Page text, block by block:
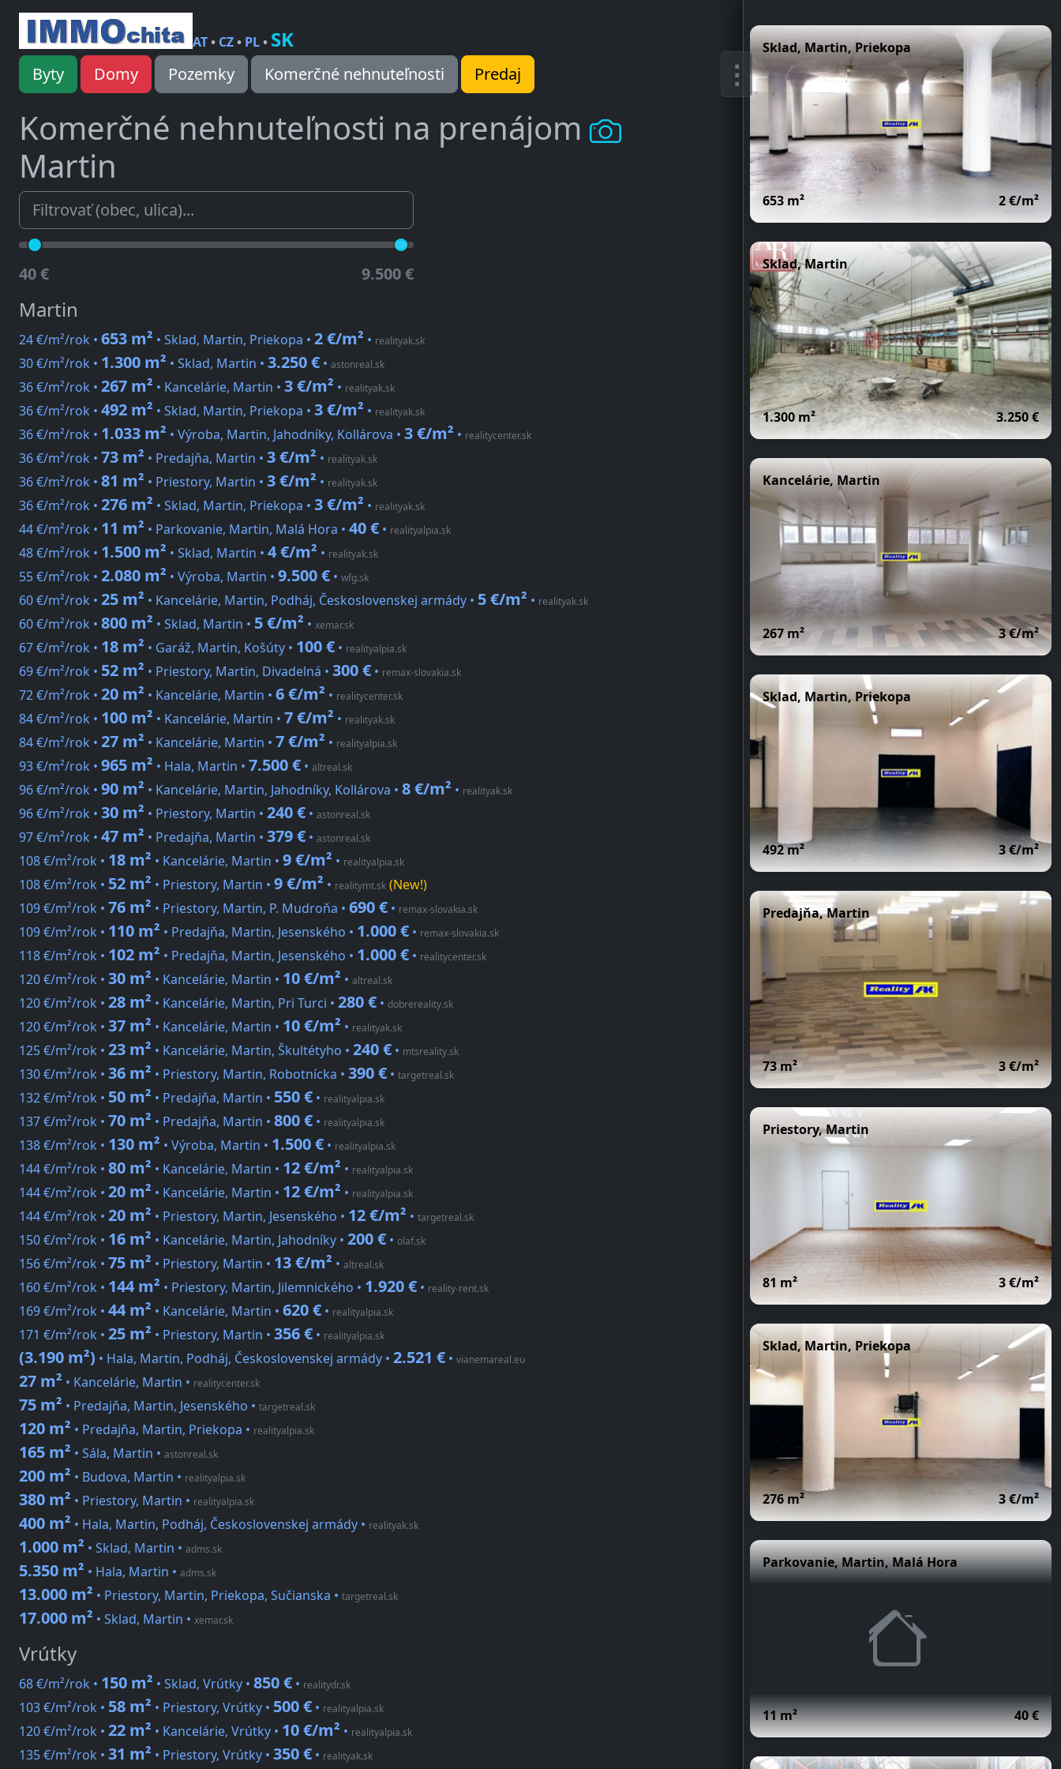
AT• CZ• PL• SK
Byty Domy Pozemky Komerčné nehnuteľnosti Predaj
Komerčné nehnuteľnosti na prenájom
Martin
40 € 9.500 €
Martin
24 €/m²/rok • 653 m² • Sklad, Martin, Priekopa • 2 €/m² • realityak.sk
30 €/m²/rok • 1.300 m² • Sklad, Martin • 3.250 € • astonreal.sk
36 €/m²/rok • 267 m² • Kancelárie, Martin • 3 €/m² • realityak.sk
36 €/m²/rok • 492 m² • Sklad, Martin, Priekopa • 3 €/m² • realityak.sk
36 €/m²/rok • 1.033 m² • Výroba, Martin, Jahodníky, Kollárova • 3 €/m² • realitycenter.sk
36 €/m²/rok • 73 m² • Predajňa, Martin • 3 €/m² • realityak.sk
36 €/m²/rok • 81 m² • Priestory, Martin • 3 €/m² • realityak.sk
36 €/m²/rok • 276 m² • Sklad, Martin, Priekopa • 3 €/m² • realityak.sk
44 €/m²/rok • 11 m² • Parkovanie, Martin, Malá Hora • 40 € • realityalpia.sk
48 €/m²/rok • 1.500 m² • Sklad, Martin • 4 €/m² • realityak.sk
55 €/m²/rok • 2.080 m² • Výroba, Martin • 9.500 € • wfg.sk
60 €/m²/rok • 25 m² • Kancelárie, Martin, Podháj, Československej armády • 5 €/m² • realityak.sk
60 €/m²/rok • 800 m² • Sklad, Martin • 5 €/m² • xemar.sk
67 €/m²/rok • 18 m² • Garáž, Martin, Košúty • 100 € • realityalpia.sk
69 €/m²/rok • 52 m² • Priestory, Martin, Divadelná • 300 € • remax-slovakia.sk
72 €/m²/rok • 20 m² • Kancelárie, Martin • 6 €/m² • realitycenter.sk
84 €/m²/rok • 100 m² • Kancelárie, Martin • 7 €/m² • realityak.sk
84 €/m²/rok • 27 m² • Kancelárie, Martin • 7 €/m² • realityalpia.sk
93 €/m²/rok • 965 m² • Hala, Martin • 7.500 € • altreal.sk
96 €/m²/rok • 90 m² • Kancelárie, Martin, Jahodníky, Kollárova • 8 €/m² • realityak.sk
96 €/m²/rok • 30 m² • Priestory, Martin • 240 € • astonreal.sk
97 €/m²/rok • 47 m² • Predajňa, Martin • 379 € • astonreal.sk
108 €/m²/rok • 18 m² • Kancelárie, Martin • 9 €/m² • realityalpia.sk
108 €/m²/rok • 52 m² • Priestory, Martin • 9 €/m² • realitymt.sk (New!)
109 €/m²/rok • 76 m² • Priestory, Martin, P. Mudroňa • 690 € • remax-slovakia.sk
109 €/m²/rok • 110 m² • Predajňa, Martin, Jesenského • 1.000 € • remax-slovakia.sk
118 €/m²/rok • 102 m² • Predajňa, Martin, Jesenského • 1.000 € • realitycenter.sk
120 €/m²/rok • 30 m² • Kancelárie, Martin • 10 €/m² • altreal.sk
120 €/m²/rok • 28 m² • Kancelárie, Martin, Pri Turci • 280 € • dobrereality.sk
120 €/m²/rok • 37 m² • Kancelárie, Martin • 10 €/m² • realityak.sk
125 €/m²/rok • 23 m² • Kancelárie, Martin, Škultétyho • 240 € • mtsreality.sk
130 €/m²/rok • 36 m² • Priestory, Martin, Robotnícka • 390 € • targetreal.sk
132 €/m²/rok • 50 m² • Predajňa, Martin • 550 € • realityalpia.sk
137 €/m²/rok • 70 m² • Predajňa, Martin • 800 € • realityalpia.sk
138 €/m²/rok • 130 m² • Výroba, Martin • 1.500 € • realityalpia.sk
144 €/m²/rok • 80 m² • Kancelárie, Martin • 12 €/m² • realityalpia.sk
144 €/m²/rok • 20 m² • Kancelárie, Martin • 12 €/m² • realityalpia.sk
144 €/m²/rok • 20 m² • Priestory, Martin, Jesenského • 12 €/m² • targetreal.sk
150 €/m²/rok • 16 m² • Kancelárie, Martin, Jahodníky • 200 € • olaf.sk
156 €/m²/rok • 75 m² • Priestory, Martin • 13 €/m² • altreal.sk
160 €/m²/rok • 144 m² • Priestory, Martin, Jilemnického • 1.920 € • reality-rent.sk
169 €/m²/rok • 44 m² • Kancelárie, Martin • 620 € • realityalpia.sk
171 €/m²/rok • 25 m² • Priestory, Martin • 356 € • realityalpia.sk
(3.190 m²) • Hala, Martin, Podháj, Československej armády • 2.521 € • vianemareal.eu
27 m² • Kancelárie, Martin • realitycenter.sk
75 m² • Predajňa, Martin, Jesenského • targetreal.sk
120 m² • Predajňa, Martin, Priekopa • realityalpia.sk
165 m² • Sála, Martin • astonreal.sk
200 m² • Budova, Martin • realityalpia.sk
380 m² • Priestory, Martin • realityalpia.sk
400 m² • Hala, Martin, Podháj, Československej armády • realityak.sk
1.000 m² • Sklad, Martin • adms.sk
5.350 m² • Hala, Martin • adms.sk
13.000 m² • Priestory, Martin, Priekopa, Sučianska • targetreal.sk
17.000 m² • Sklad, Martin • xemar.sk
Vrútky
68 €/m²/rok • 150 m² • Sklad, Vrútky • 850 € • realitydr.sk
103 €/m²/rok • 58 m² • Priestory, Vrútky • 500 € • realityalpia.sk
120 €/m²/rok • 22 m² • Kancelárie, Vrútky • 10 €/m² • realityalpia.sk
135 €/m²/rok • 31 m² • Priestory, Vrútky • 350 € • realityak.sk